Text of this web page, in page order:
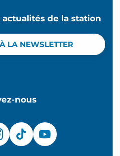
actualités de la station
LA NEWSLETTER
nous